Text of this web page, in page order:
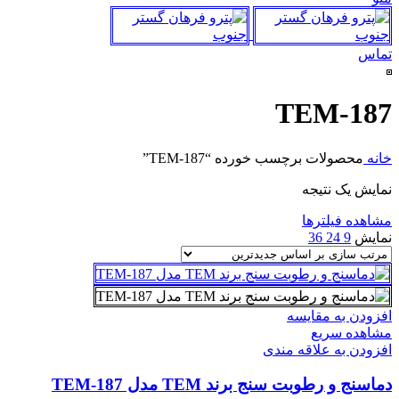
تماس
TEM-187
خانه محصولات برچسب خورده “TEM-187”
نمایش یک نتیجه
مشاهده فیلترها
نمایش 9
24
36
افزودن به مقایسه
مشاهده سریع
افزودن به علاقه مندی
دماسنج و رطوبت سنج برند TEM مدل TEM-187